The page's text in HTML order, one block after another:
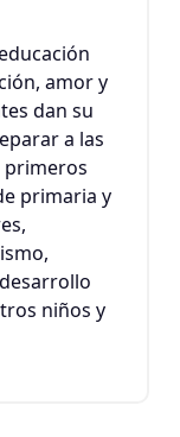
amor y
dan su
a las
primeros
primaria y
niños y